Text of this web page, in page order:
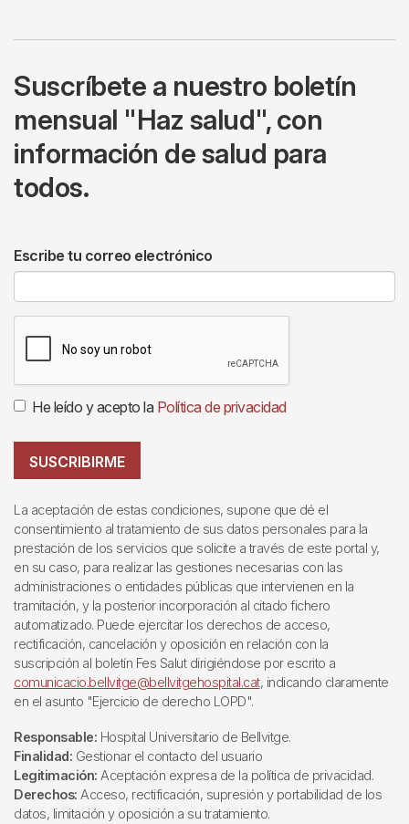
Suscríbete a nuestro boletín
mensual "Haz salud", con
información de salud para
todos.
Escribe tu correo electrónico
He leído y acepto la Política de privacidad
SUSCRIBIRME
La aceptación de estas condiciones, supone que dé el
consentimiento al tratamiento de sus datos personales para la
prestación de los servicios que solicite a través de este portal y,
en su caso, para realizar las gestiones necesarias con las
administraciones o entidades públicas que intervienen en la
tramitación, y la posterior incorporación al citado fichero
automatizado. Puede ejercitar los derechos de acceso,
rectificación, cancelación y oposición en relación con la
suscripción al boletín Fes Salut dirigiéndose por escrito a
comunicacio.bellvitge@bellvitgehospital.cat, indicando claramente
en el asunto "Ejercicio de derecho LOPD".
Responsable: Hospital Universitario de Bellvitge.
Finalidad: Gestionar el contacto del usuario
Legitimación: Aceptación expresa de la política de privacidad.
Derechos: Acceso, rectificación, supresión y portabilidad de los
datos, limitación y oposición a su tratamiento.